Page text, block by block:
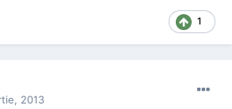
1
2013